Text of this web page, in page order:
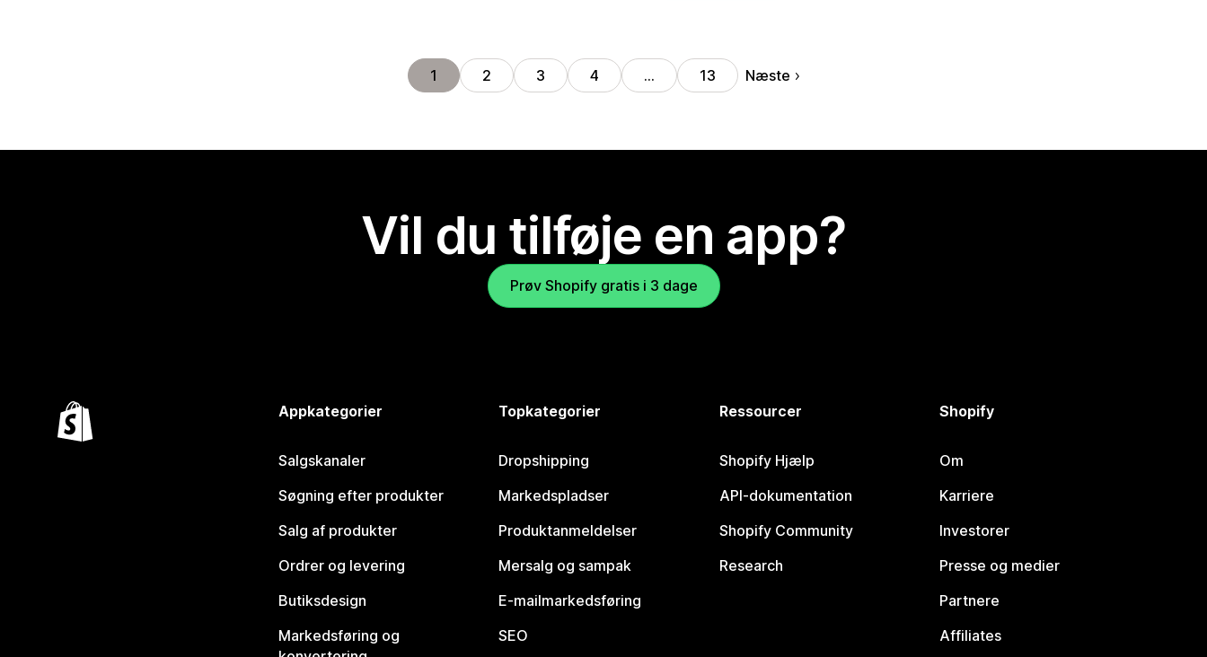
1 2 3 4 … 13 Næste
Vil du tilføje en app?
Prøv Shopify gratis i 3 dage
Appkategorier
Salgskanaler
Søgning efter produkter
Salg af produkter
Ordrer og levering
Butiksdesign
Markedsføring og
Topkategorier
Dropshipping
Markedspladser
Produktanmeldelser
Mersalg og sampak
E-mailmarkedsføring
SEO
Ressourcer
Shopify Hjælp
API-dokumentation
Shopify Community
Research
Shopify
Om
Karriere
Investorer
Presse og medier
Partnere
Affiliates